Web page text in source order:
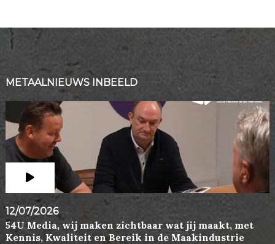
METAALNIEUWS INBEELD
12/07/2026
54U Media, wij maken zichtbaar wat jij maakt, met
Kennis, Kwaliteit en Bereik in de Maakindustrie